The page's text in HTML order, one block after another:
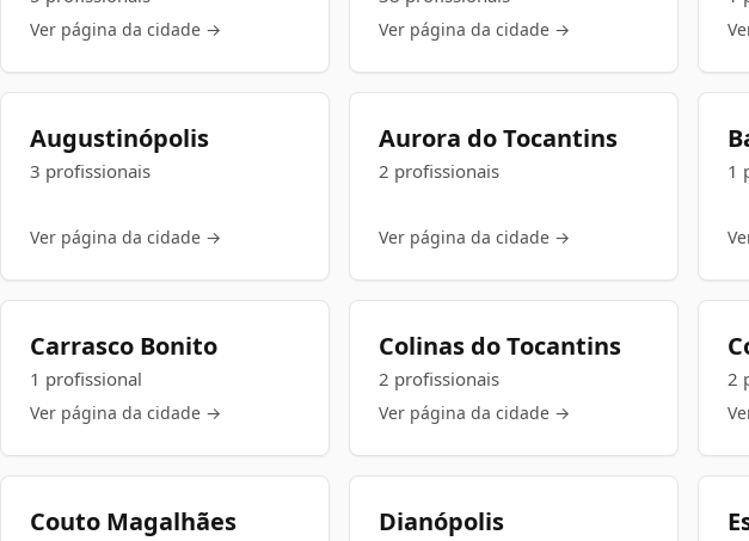
Ver página da cidade → Ver página da cidade →
Augustinópolis
3 profissionais
Ver página da cidade →
Aurora do Tocantins
2 profissionais
Ver página da cidade →
1
Carrasco Bonito
1 profissional
Ver página da cidade →
Colinas do Tocantins
2 profissionais
Ver página da cidade →
2
Couto Magalhães Dianópolis